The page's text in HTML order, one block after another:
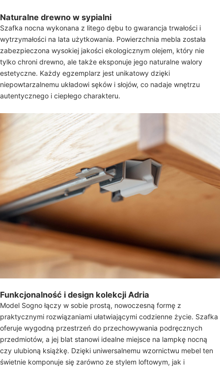
Naturalne drewno w sypialni
Szafka nocna wykonana z litego dębu to gwarancja trwałości i
wytrzymałości na lata użytkowania. Powierzchnia mebla została
zabezpieczona wysokiej jakości ekologicznym olejem, który nie
tylko chroni drewno, ale także eksponuje jego naturalne walory
estetyczne. Każdy egzemplarz jest unikatowy dzięki
niepowtarzalnemu układowi sęków i słojów, co nadaje wnętrzu
autentycznego i ciepłego charakteru.
Funkcjonalność i design kolekcji Adria
Model Sogno łączy w sobie prostą, nowoczesną formę z
praktycznymi rozwiązaniami ułatwiającymi codzienne życie. Szafka
oferuje wygodną przestrzeń do przechowywania podręcznych
przedmiotów, a jej blat stanowi idealne miejsce na lampkę nocną
czy ulubioną książkę. Dzięki uniwersalnemu wzornictwu mebel ten
świetnie komponuje się zarówno ze stylem loftowym, jak i